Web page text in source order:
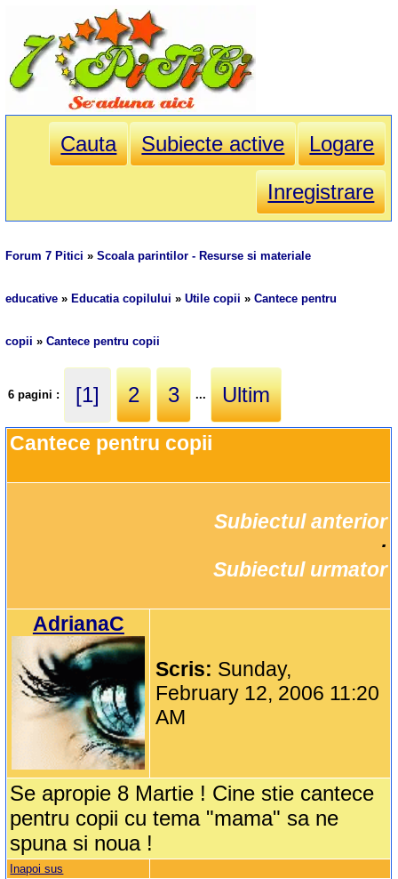
Cauta Subiecte active
Logare
Inregistrare
Forum 7 Pitici »Scoala parintilor - Resurse si materiale
educative » Educatia copilului »Utile copii »Cantece pentru
copii »Cantece pentru copii
6 pagini : [1] 2 3 ... Ultim
Cantece pentru copii
Subiectul anterior
Subiectul urmator
AdrianaC
Scris: Sunday,
February 12, 2006 11:20
AM
Se apropie 8 Martie ! Cine stie cantece
pentru copii cu tema "mama" sa ne
spuna si noua !
Inapoi sus